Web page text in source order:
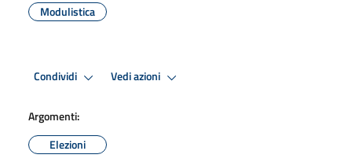
Modulistica
Condividi Vedi azioni
Argomenti:
Elezioni